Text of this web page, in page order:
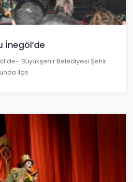
İnegöl’de
Büyükşehir Belediyesi Şehir
Ilçe